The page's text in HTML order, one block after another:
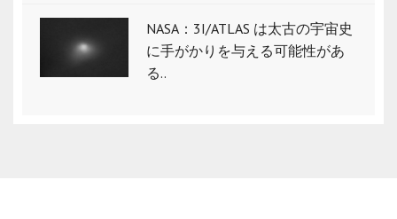
NASA：3I/ATLAS は太古の宇宙史
に手がかりを与える可能性があ
る..